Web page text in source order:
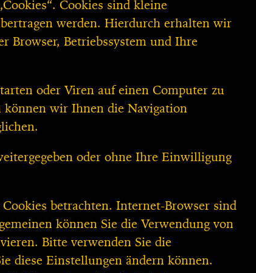
Cookies sind kleine
werden. Hierdurch erhalten wir
Browser, Betriebssystem und Ihre
oder Viren auf einen Computer zu
können wir Ihnen die Navigation
oder ohne Ihre Einwilligung
betrachten. Internet-Browser sind
können Sie die Verwendung von
Bitte verwenden Sie die
diese Einstellungen ändern können.